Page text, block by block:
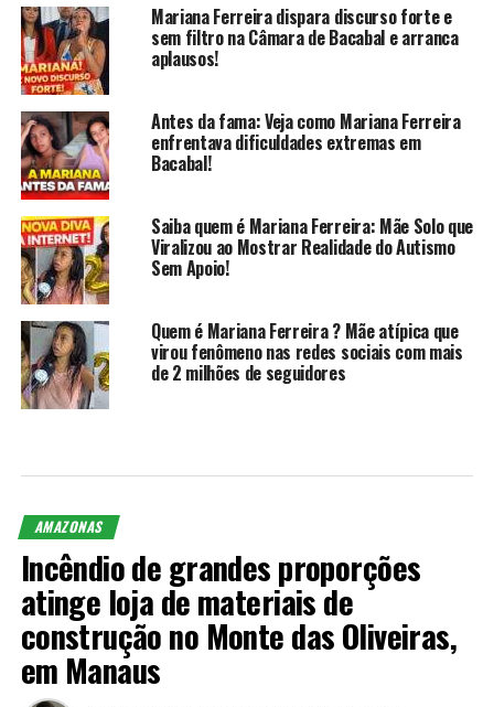
Mariana Ferreira dispara discurso forte e
sem filtro na Câmara de Bacabal e arranca
aplausos!
Antes da fama: Veja como Mariana Ferreira
enfrentava dificuldades extremas em
Bacabal!
Saiba quem é Mariana Ferreira: Mãe Solo que
Viralizou ao Mostrar Realidade do Autismo
Sem Apoio!
Quem é Mariana Ferreira ? Mãe atípica que
virou fenômeno nas redes sociais com mais
de 2 milhões de seguidores
AMAZONAS
Incêndio de grandes proporções
atinge loja de materiais de
construção no Monte das Oliveiras,
em Manaus